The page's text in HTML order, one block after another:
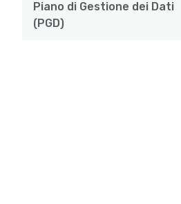
Piano di Gestione dei Dati
(PGD)